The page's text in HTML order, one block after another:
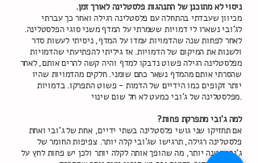
.ניסוי לא מתוכנן של התנהגות פלסטלינה לאורך זמן
מכיוון שעבדתי בהתחלה עם פלסטלינה רגילה ואחר כך עברתי
לג'ובי נשארו לי דמויות ששמרתי על המדף משני סוגי הפלסטלינה.
לאחר לפחות שנה שהדמויות עמדו על המדף, ניסיתי לעשות סדר
ולשנות את המיקום של הדמויות. אז גיליתי להפתיעתי שהדמויות
מפלסטלינה רגילה פשוט נדבקו למדף והיה קשה להרים אותם, לאחר
שהסרתי אותם מהמדף נשאר כתם שומני. חלקים מהדמויות שהיו
יותר זקופים כמו הידיים של הדמות - פשוט התפרקו. בדמויות
מפלסטלינה של ג'ובי כמעט לא חל שום שינוי.
?למה ג'ובי מתפרקת פחות
אם תחזיקו שני גושי פלסטלינה בשתי ידיים, אחת של ג'ובי ואחת
פלסטלינה רגילה, תרגישו שג'ובי קלה יותר. צפיפות החומר של
ג'ובי קטנה יותר, מה שהופך אותה לקלה יותר ולכן יש פחות לחץ על